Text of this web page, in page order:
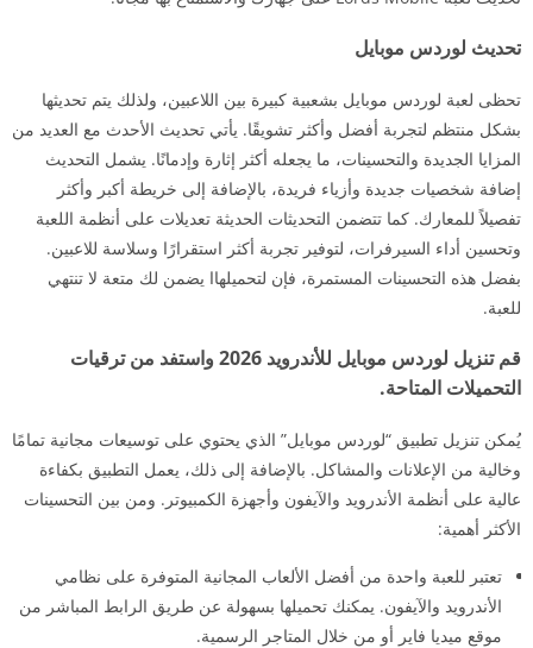
تحديث لوردس موبايل
تحظى لعبة لوردس موبايل بشعبية كبيرة بين اللاعبين، ولذلك يتم تحديثها
بشكل منتظم لتجربة أفضل وأكثر تشويقًا. يأتي تحديث الأحدث مع العديد من
المزايا الجديدة والتحسينات، ما يجعله أكثر إثارة وإدمانًا. يشمل التحديث
إضافة شخصيات جديدة وأزياء فريدة، بالإضافة إلى خريطة أكبر وأكثر
تفصيلاً للمعارك. كما تتضمن التحديثات الحديثة تعديلات على أنظمة اللعبة
وتحسين أداء السيرفرات، لتوفير تجربة أكثر استقرارًا وسلاسة للاعبين.
بفضل هذه التحسينات المستمرة، فإن لتحميلهاا يضمن لك متعة لا تنتهي
للعبة.
قم تنزيل لوردس موبايل للأندرويد 2026 واستفد من ترقيات
التحميلات المتاحة.
يُمكن تنزيل تطبيق “لوردس موبايل” الذي يحتوي على توسيعات مجانية تمامًا
وخالية من الإعلانات والمشاكل. بالإضافة إلى ذلك، يعمل التطبيق بكفاءة
عالية على أنظمة الأندرويد والآيفون وأجهزة الكمبيوتر. ومن بين التحسينات
الأكثر أهمية:
تعتبر للعبة واحدة من أفضل الألعاب المجانية المتوفرة على نظامي
الأندرويد والآيفون. يمكنك تحميلها بسهولة عن طريق الرابط المباشر من
موقع ميديا فاير أو من خلال المتاجر الرسمية.